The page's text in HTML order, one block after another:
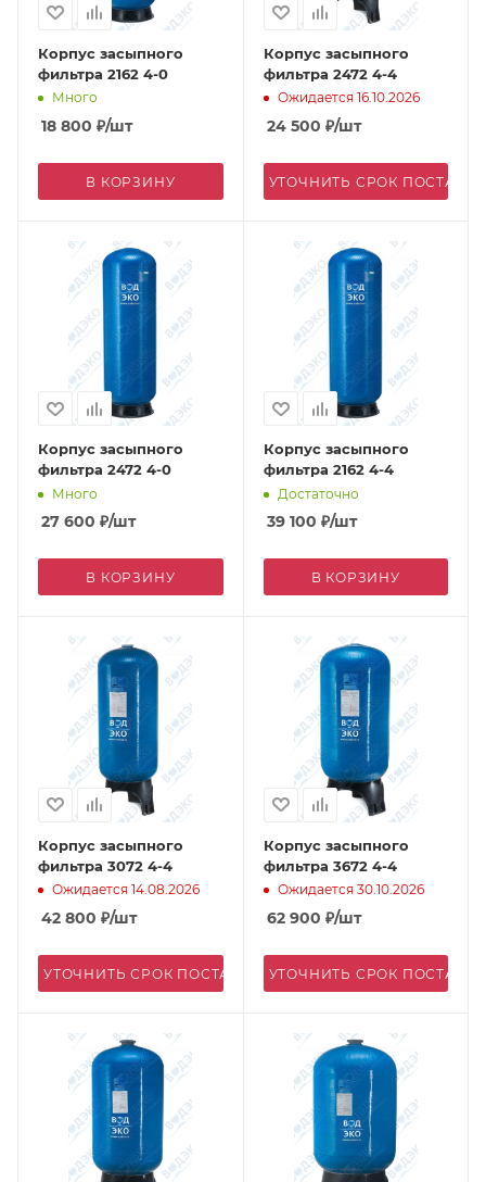
Корпус засыпного
фильтра 2162 4-0
Много
18 800 ₽/шт
В КОРЗИНУ
Корпус засыпного
фильтра 2472 4-4
Ожидается 16.10.2026
24 500 ₽/шт
УТОЧНИТЬ СРОК
Корпус засыпного
фильтра 2472 4-0
Много
27 600 ₽/шт
В КОРЗИНУ
Корпус засыпного
фильтра 2162 4-4
Достаточно
39 100 ₽/шт
В КОРЗИНУ
Корпус засыпного
фильтра 3072 4-4
Ожидается 14.08.2026
42 800 ₽/шт
УТОЧНИТЬ СРОК ПОСТАВКИ
Корпус засыпного
фильтра 3672 4-4
Ожидается 30.10.2026
62 900 ₽/шт
УТОЧНИТЬ СРОК